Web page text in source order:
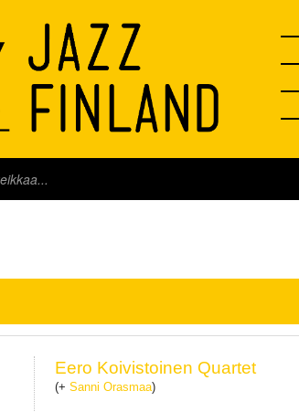
Eero Koivistoinen Quartet
(+Sanni Orasmaa)